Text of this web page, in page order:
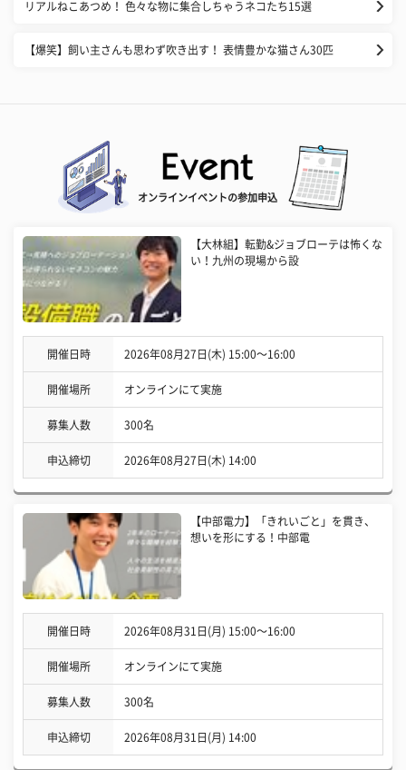
リアルねこあつめ！ 色々な物に集合しちゃうネコたち15選
【爆笑】飼い主さんも思わず吹き出す！ 表情豊かな猫さん30匹
オンラインイベントの参加申込
【大林組】転勤&ジョブローテは怖くな
い！九州の現場から設
開催日時 2026年08月27日(木) 15:00〜16:00
開催場所 オンラインにて実施
募集人数 300名
申込締切 2026年08月27日(木) 14:00
【中部電力】「きれいごと」を貫き、
想いを形にする！中部電
開催日時 2026年08月31日(月) 15:00〜16:00
開催場所 オンラインにて実施
募集人数 300名
申込締切 2026年08月31日(月) 14:00